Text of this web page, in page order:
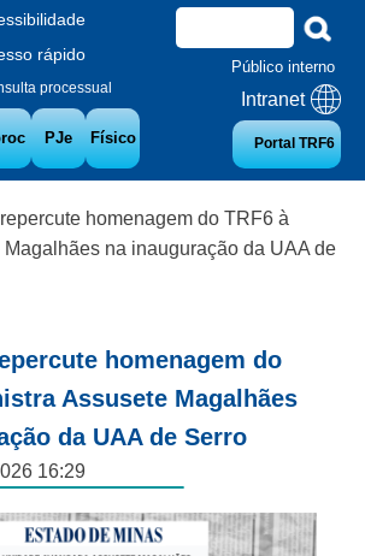
rápido
processual
PJe Físico
Público interno
Intranet
Portal TRF6
repercute homenagem do TRF6 à
Magalhães na inauguração da UAA de
homenagem do
Assusete Magalhães
da UAA de Serro
16:29